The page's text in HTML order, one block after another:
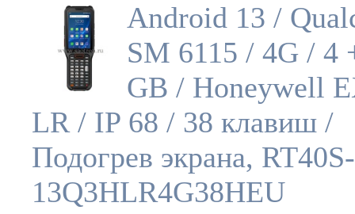
Android 13 /
SM 6115 / 4G / 4
GB / Honeywell
LR / IP 68 / 38 клавиш /
Подогрев экрана, RT40S-
13Q3HLR4G38HEU